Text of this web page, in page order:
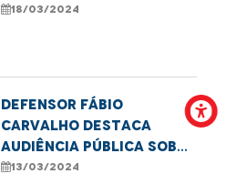
Alcântara, fala sobre
18/03/2024
Defensor Fábio
Carvalho destaca
audiência pública sobre
direitos das pessoas
13/03/2024